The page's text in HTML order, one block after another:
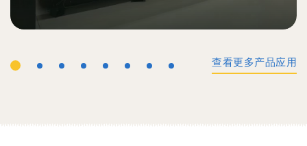
查看更多产品应用